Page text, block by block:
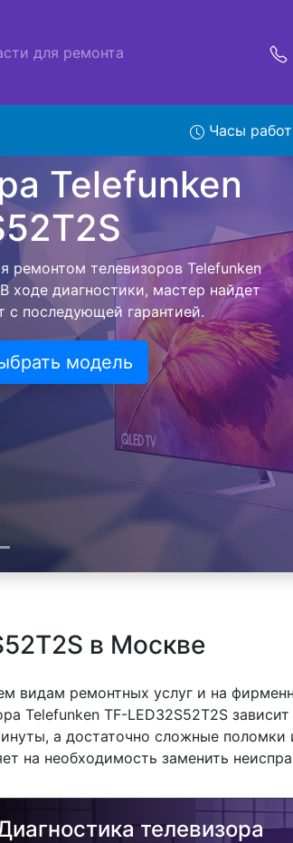
для ремонта
Часы
Telefunken TF-
в сервис
с вывозом в сервисный центр и
специалист заберет Ваш телевизор
Оговоренная стоимость ремонта
видеотехники обратно.
модель
в Москве
видам ремонтных услуг и на
Telefunken TF-LED32S52T2S зависит
а достаточно сложные поломки
на необходимость заменить
телевизора